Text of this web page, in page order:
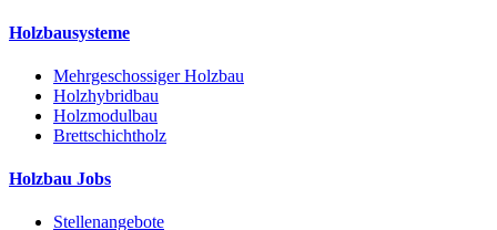
Holzbausysteme
Mehrgeschossiger Holzbau
Holzhybridbau
Holzmodulbau
Brettschichtholz
Holzbau Jobs
Stellenangebote